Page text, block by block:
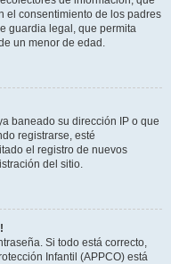
el consentimiento de los padres
guardia legal, que permita
un menor de edad.
baneado su dirección IP o que
registrarse, esté
el registro de nuevos
del sitio.
Si todo está correcto,
Infantil (APPCO) está